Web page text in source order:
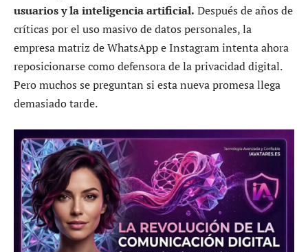
usuarios y la inteligencia artificial. Después de años de
críticas por el uso masivo de datos personales, la
empresa matriz de WhatsApp e Instagram intenta ahora
reposicionarse como defensora de la privacidad digital.
Pero muchos se preguntan si esta nueva promesa llega
demasiado tarde.